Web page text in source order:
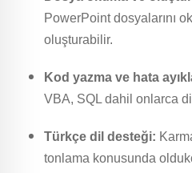
PowerPoint dosyalarını
oluşturabilir.
Kod yazma ve hata
VBA, SQL dahil onlarca
Türkçe dil desteği:
tonlama konusunda